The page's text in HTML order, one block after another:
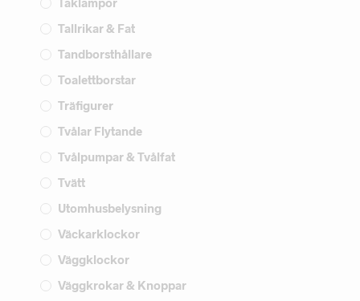
Tallrikar & Fat
Tandborsthållare
Toalettborstar
Träfigurer
Tvålar Flytande
Tvålpumpar & Tvålfat
Tvätt
Utomhusbelysning
Väckarklockor
Väggklockor
Väggkrokar & Knoppar